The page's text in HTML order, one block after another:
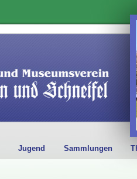
Jugend Sammlungen